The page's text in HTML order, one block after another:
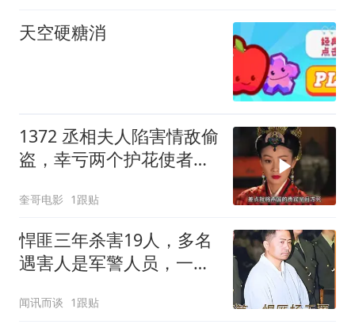
天空硬糖消
1372 丞相夫人陷害情敌偷
盗，幸亏两个护花使者救
奎哥电影 1跟贴
悍匪三年杀害19人，多名
遇害人是军警人员，一名
辜殒命
闻讯而谈 1跟贴